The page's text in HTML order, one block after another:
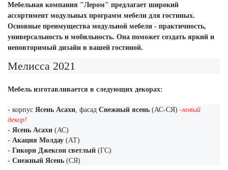
Мебельная компания "Лером" предлагает широкий
ассортимент модульных программ мебели для гостиных.
Основные преимущества модульной мебели - практичность,
универсальность и мобильность. Она поможет создать яркий и
неповторимый дизайн в вашей гостиной.
Мелисса 2021
Мебель изготавливается в следующих декорах:
- корпус Ясень Асахи , фасад Снежный ясень (АС-СЯ) -новый
декор!
- Ясень Асахи (АС)
- Акация Молдау (АТ)
- Гикори Джексон светлый (ГС)
- Снежный Ясень (СЯ)